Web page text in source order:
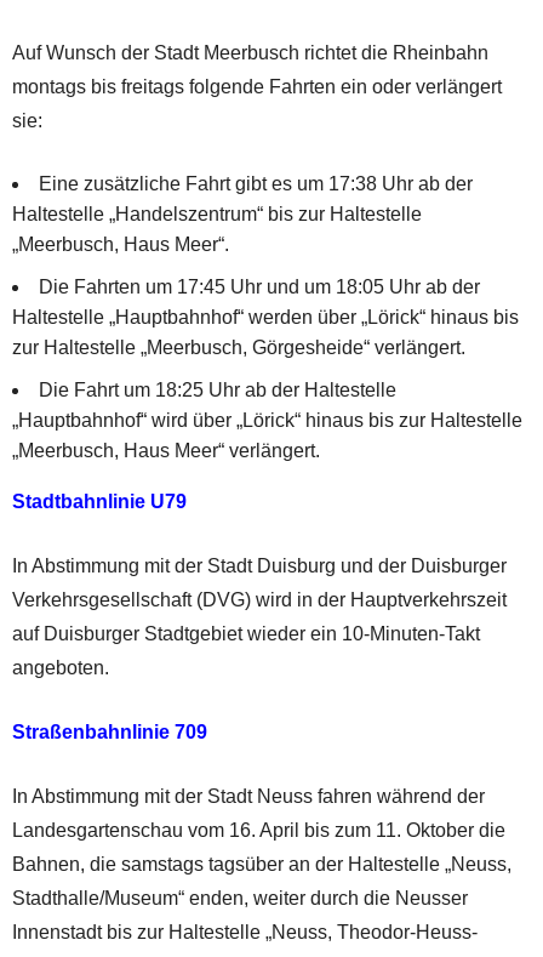
Auf Wunsch der Stadt Meerbusch richtet die Rheinbahn
montags bis freitags folgende Fahrten ein oder verlängert
sie:
Eine zusätzliche Fahrt gibt es um 17:38 Uhr ab der
Haltestelle „Handelszentrum“ bis zur Haltestelle
„Meerbusch, Haus Meer“.
Die Fahrten um 17:45 Uhr und um 18:05 Uhr ab der
Haltestelle „Hauptbahnhof“ werden über „Lörick“ hinaus bis
zur Haltestelle „Meerbusch, Görgesheide“ verlängert.
Die Fahrt um 18:25 Uhr ab der Haltestelle
„Hauptbahnhof“ wird über „Lörick“ hinaus bis zur Haltestelle
„Meerbusch, Haus Meer“ verlängert.
Stadtbahnlinie U79
In Abstimmung mit der Stadt Duisburg und der Duisburger
Verkehrsgesellschaft (DVG) wird in der Hauptverkehrszeit
auf Duisburger Stadtgebiet wieder ein 10-Minuten-Takt
angeboten.
Straßenbahnlinie 709
In Abstimmung mit der Stadt Neuss fahren während der
Landesgartenschau vom 16. April bis zum 11. Oktober die
Bahnen, die samstags tagsüber an der Haltestelle „Neuss,
Stadthalle/Museum“ enden, weiter durch die Neusser
Innenstadt bis zur Haltestelle „Neuss, Theodor-Heuss-